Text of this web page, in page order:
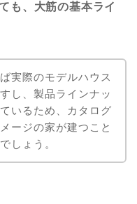
も、大筋の基本ライ
実際のモデルハウス
し、製品ラインナッ
いるため、カタログ
ージの家が建つこと
しょう。